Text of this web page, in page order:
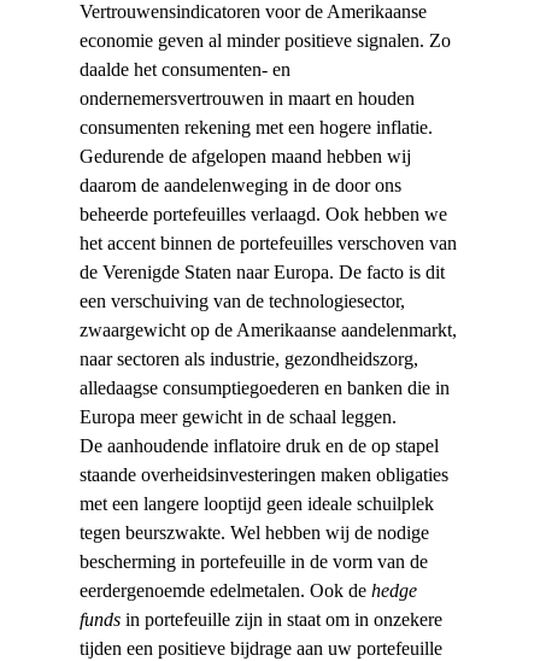
Vertrouwensindicatoren voor de Amerikaanse
economie geven al minder positieve signalen. Zo
daalde het consumenten- en
ondernemersvertrouwen in maart en houden
consumenten rekening met een hogere inflatie.
Gedurende de afgelopen maand hebben wij
daarom de aandelenweging in de door ons
beheerde portefeuilles verlaagd. Ook hebben we
het accent binnen de portefeuilles verschoven van
de Verenigde Staten naar Europa. De facto is dit
een verschuiving van de technologiesector,
zwaargewicht op de Amerikaanse aandelenmarkt,
naar sectoren als industrie, gezondheidszorg,
alledaagse consumptiegoederen en banken die in
Europa meer gewicht in de schaal leggen.
De aanhoudende inflatoire druk en de op stapel
staande overheidsinvesteringen maken obligaties
met een langere looptijd geen ideale schuilplek
tegen beurszwakte. Wel hebben wij de nodige
bescherming in portefeuille in de vorm van de
eerdergenoemde edelmetalen. Ook de hedge
fundsin portefeuille zijn in staat om in onzekere
tijden een positieve bijdrage aan uw portefeuille